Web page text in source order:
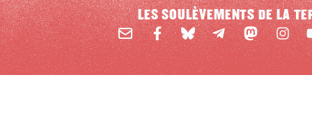
Email FacebookBlueSky Mastodon
LES SOULÈVEMENTS DE LA